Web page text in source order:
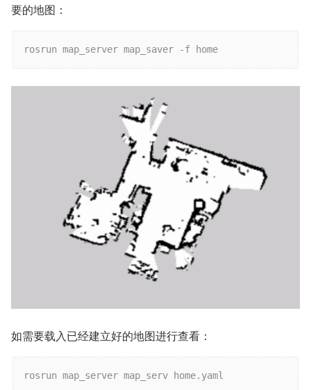
要的地图：
rosrun map_server map_saver -f home
如需要载入已经建立好的地图进行查看：
rosrun map_server map_serv home.yaml